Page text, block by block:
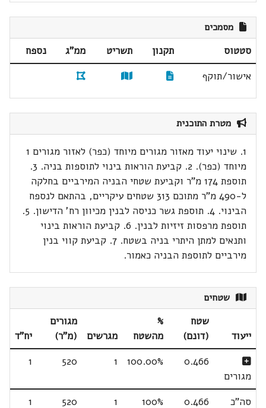
מסמכים
סטטוס תקנון תשריט ממ"ג
נספח
אישור/תוקף
מטרת התוכנית
1. שינוי יעוד מאזור מגורים מיוחד (כפר) לאזור מגורים 1
מיוחד (כפר). 2. קביעת הוראות בינוי לתוספות בניה. 3.
תוספת 174 מ"ר וקביעת שטחי הבניה המירביים בחלקה
ל-490 מ"ר מתוכם 313 שטחים עיקריים, בהתאם לנספח
הבינוי. 4. תוספת גשר כניסה לבנין מכיוון רח' הדישון. 5.
תוספת מרפסות זיזיות לבנין. 6. קביעת הוראות בינוי
ותנאים למתן היתרי בניה בשטח. 7. קביעת קווי בנין
מירביים לתוספת הבניה כאמור.
שטחים
ייעוד
שטח
(דונם)
%
מהשטח
מגרשים
מגורים
(מ"ר)
יח"ד
מגורים
0.466
100.00%
1
520
1
סה"כ 0.466
100%
1
520
1